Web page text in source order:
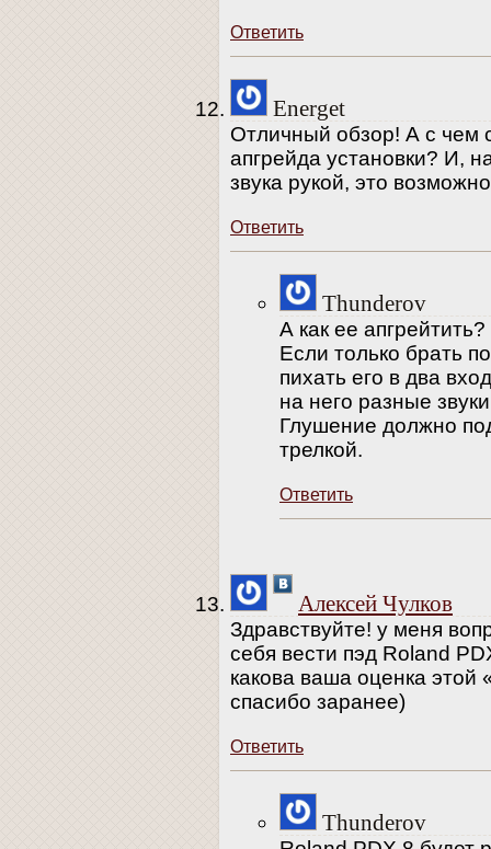
Ответить
Energet
Отличный обзор! А с чем
апгрейда установки? И,
звука рукой, это
Ответить
Thunderov
А как ее
Если только брать
пихать его в два
на него разные
Глушение должно
трелкой.
Ответить
Алексей Чулков
Здравствуйте! у меня
себя вести пэд Roland
какова ваша оценка этой
спасибо заранее)
Ответить
Thunderov